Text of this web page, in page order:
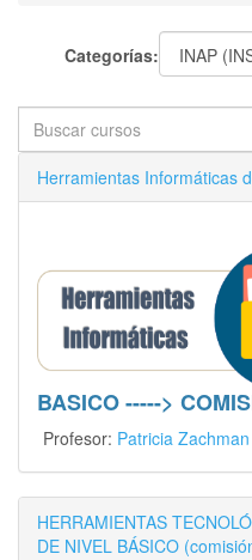
Categorías:
Buscar
cursos
Herramientas Informáticas
BASICO ----->
Profesor: Patricia Zachman
HERRAMIENTAS
DE NIVEL BÁSICO